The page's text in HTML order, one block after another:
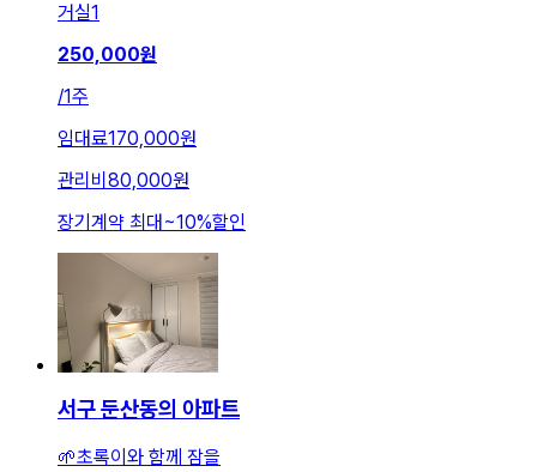
거실1
250,000원
/1주
임대료170,000원
관리비 80,000원
장기계약 최대 ~10%할인
서구 둔산동의 아파트
🌱초록이와 함께 잠을